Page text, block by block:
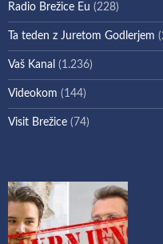
Radio Brežice Eu (228)
Ta teden z Juretom Godlerjem
Vaš Kanal (1.236)
Videokom (144)
Visit Brežice (74)